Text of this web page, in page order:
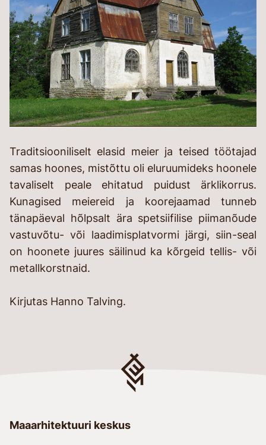
Traditsiooniliselt elasid meier ja teised töötajad
samas hoones, mistõttu oli eluruumideks hoonele
tavaliselt peale ehitatud puidust ärklikorrus.
Kunagised meiereid ja koorejaamad tunneb
tänapäeval hõlpsalt ära spetsiifilise piimanõude
vastuvõtu- või laadimisplatvormi järgi, siin-seal
on hoonete juures säilinud ka kõrgeid tellis- või
metallkorstnaid.
Kirjutas Hanno Talving.
Maaarhitektuuri keskus